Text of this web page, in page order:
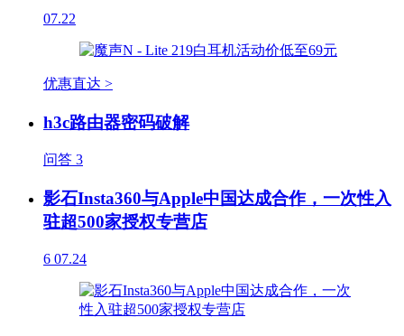
07.22
优惠直达 >
h3c路由器密码破解
问答 3
影石Insta360与Apple中国达成合作，一次性入
驻超500家授权专营店
6 07.24